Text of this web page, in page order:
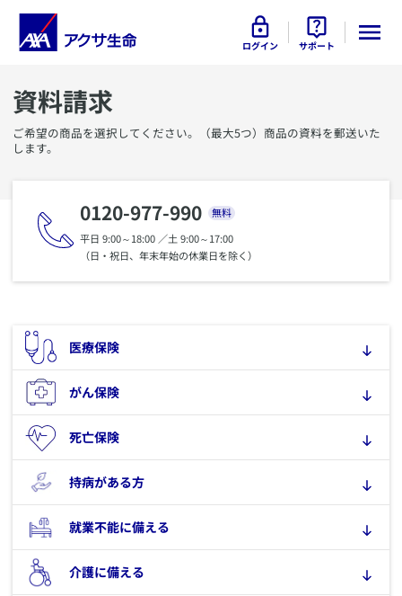
ログイン サポート
資料請求
ご希望の商品を選択してください。（最大5つ）商品の資料を郵送いた
します。
0120-977-990
無料
平日 9:00～18:00 ／土 9:00～17:00
（日・祝日、年末年始の休業日を除く）
​医療保険
​がん保険
​死亡保険
​持病がある方
​就業不能に備える
​介護に備える